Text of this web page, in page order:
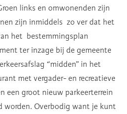
links en omwonenden zijn
zijn inmiddels zo ver dat het
het bestemmingsplan
ter inzage bij de gemeente
“midden” in het
met vergader- en recreatieve
een groot nieuw parkeerterrein
worden. Overbodig want je kunt